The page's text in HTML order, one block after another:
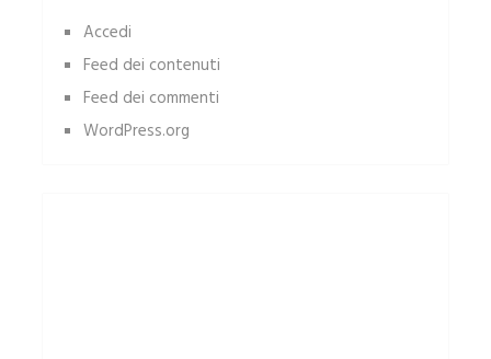
Accedi
Feed dei contenuti
Feed dei commenti
WordPress.org